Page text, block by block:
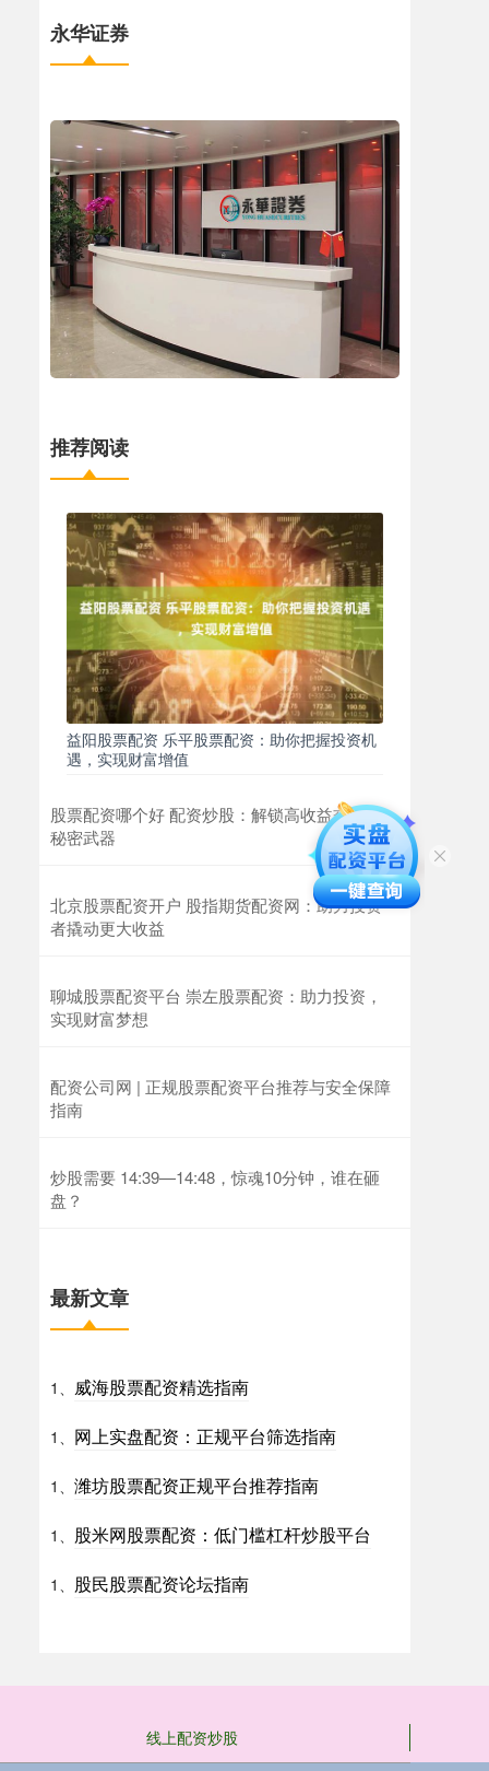
永华证券
推荐阅读
益阳股票配资 乐平股票配资：助你把握投资机
遇，实现财富增值
股票配资哪个好 配资炒股：解锁高收益交易的
秘密武器
北京股票配资开户 股指期货配资网：助力投资
者撬动更大收益
聊城股票配资平台 崇左股票配资：助力投资，
实现财富梦想
配资公司网 | 正规股票配资平台推荐与安全保障
指南
炒股需要 14:39—14:48，惊魂10分钟，谁在砸
盘？
最新文章
1、 威海股票配资精选指南
1、 网上实盘配资：正规平台筛选指南
1、 潍坊股票配资正规平台推荐指南
1、 股米网股票配资：低门槛杠杆炒股平台
1、 股民股票配资论坛指南
线上配资炒股